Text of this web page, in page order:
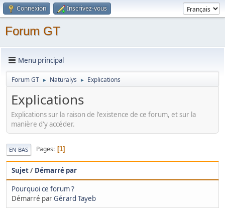
Connexion Inscrivez-vous
Forum GT
Menu principal
Forum GT ► Naturalys ► Explications
Explications
Explications sur la raison de l'existence de ce forum, et sur la
manière d'y accéder.
EN BAS Pages 1
Sujet/ Démarré par
Pourquoi ce forum ?
Démarré parGérard Tayeb